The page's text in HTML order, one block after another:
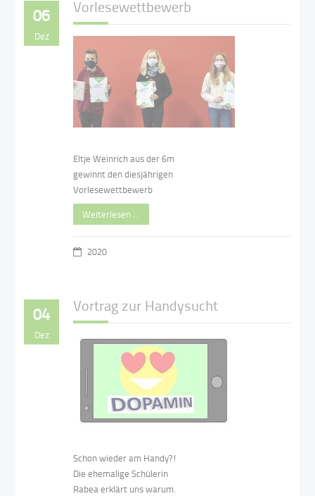
06
Dez
Vorlesewettbewerb
Eltje Weinrich aus der 6m
gewinnt den diesjährigen
Vorlesewettbewerb
Weiterlesen …
2020
04
Dez
Vortrag zur Handysucht
Schon wieder am Handy?!
Die ehemalige Schülerin
Rabea erklärt uns warum.